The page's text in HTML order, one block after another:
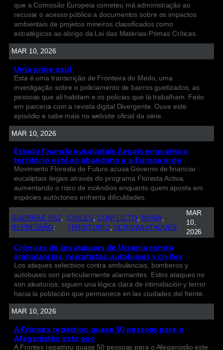
que a Comissão Europeia cometeu má administração ao
recusar o acesso público a documentos sobre os impactos
ambientais de projetos mineiros classificados como
estratégicos ao abrigo da Lei das Matérias-Primas Críticas.
MAR 10, 2026
Uma gripe azul
Esta é uma transcrição de Fronteira do Medo, uma
investigação sobre o policiamento de bairros guetizados, as
pessoas que ali habitam e os polícias que lá trabalham. Feito
em parceria com a revista digital Divergente. Ouve este
episódio e sabe mais no website oficial da série.
MAR 10, 2026
Estado financia eucaliptais ilegais enquanto o
território está ao abandono e a Europa arde
Movimento Floresta do Futuro acusa Governo de financiar
eucaliptais ilegais através do programa Floresta Activa,
aumentando o risco de incêndios enquanto quem aposta em
espécies autóctones enfrenta dificuldades.
GUERRA E PAZ
REPRESSÃO:
CIVILES CONFLICTO, RUSIA
TERRITORIO, UCRANIA ATAQUES
MAR
10,
2026
Crónicas de los ataques de Ucrania contra
ambulancias, rescatistas, autobuses y civiles
Los ataques selectivos contra ambulancias, bomberos y
autobuses son particularmente alarmantes. Estos ataques no
son aleatorios; siguen una lógica clara de intimidación y terror
hacia la población que permanece en las ciudades del frente.
MAR 10, 2026
A Frontex repatriou quase 50 pessoas para o
Afeganistão este ano
A Frontex repatriou quase 50 pessoas para o Afeganistão este